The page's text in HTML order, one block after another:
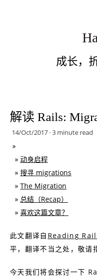
成长，
解读 Rails:
14/Oct/2017 · 3 minute read
动身启程
搜寻 migrations
The Migration
总结（Recap）
喜欢这篇文章？
此文翻译自 Reading
平，翻译不当之处，敬请
今天我们将会探讨一下